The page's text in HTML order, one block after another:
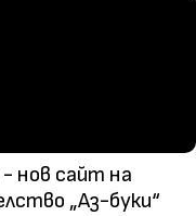
нов сайт на
„Аз-буки“